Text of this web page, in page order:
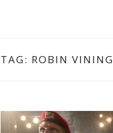
TAG: ROBIN VINING